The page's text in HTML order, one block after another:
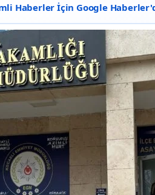
Haberler İçin Google